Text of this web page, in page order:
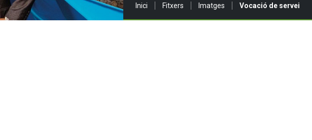
Sou a:
Inici Fitxers Imatges Vocació de servei